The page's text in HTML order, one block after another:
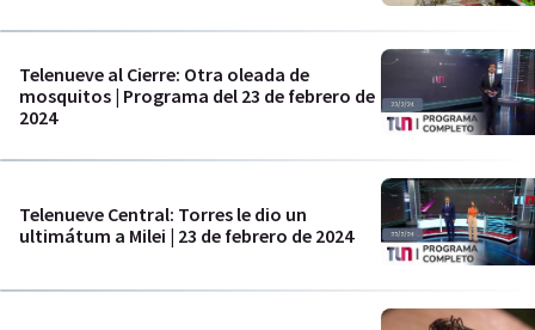
Telenueve al Cierre: Otra oleada de
mosquitos | Programa del 23 de febrero de
2024
Telenueve Central: Torres le dio un
ultimátum a Milei | 23 de febrero de 2024